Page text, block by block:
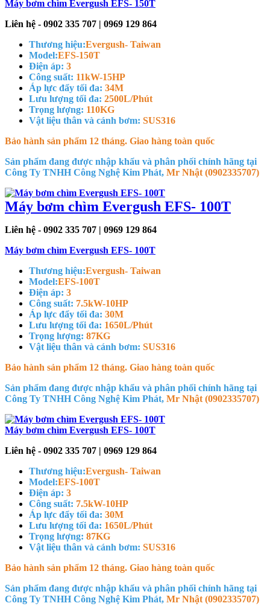
Máy bơm chìm Evergush EFS- 150T
Liên hệ - 0902 335 707 | 0969 129 864
Thương hiệu:Evergush- Taiwan
Model:EFS-150T
Điện áp: 3
Công suất: 11kW-15HP
Áp lực đẩy tối đa: 34M
Lưu lượng tối đa: 2500L/Phút
Trọng lượng: 110KG
Vật liệu thân và cánh bơm: SUS316
Bảo hành sản phẩm 12 tháng. Giao hàng toàn quốc
Sản phẩm đang được nhập khẩu và phân phối chính hãng tại
Công Ty TNHH Công Nghệ Kim Phát, Mr Nhật (0902335707)
Máy bơm chìm Evergush EFS- 100T
Liên hệ - 0902 335 707 | 0969 129 864
Máy bơm chìm Evergush EFS- 100T
Thương hiệu:Evergush- Taiwan
Model:EFS-100T
Điện áp: 3
Công suất: 7.5kW-10HP
Áp lực đẩy tối đa: 30M
Lưu lượng tối đa: 1650L/Phút
Trọng lượng: 87KG
Vật liệu thân và cánh bơm: SUS316
Bảo hành sản phẩm 12 tháng. Giao hàng toàn quốc
Sản phẩm đang được nhập khẩu và phân phối chính hãng tại
Công Ty TNHH Công Nghệ Kim Phát, Mr Nhật (0902335707)
Máy bơm chìm Evergush EFS- 100T
Liên hệ - 0902 335 707 | 0969 129 864
Thương hiệu:Evergush- Taiwan
Model:EFS-100T
Điện áp: 3
Công suất: 7.5kW-10HP
Áp lực đẩy tối đa: 30M
Lưu lượng tối đa: 1650L/Phút
Trọng lượng: 87KG
Vật liệu thân và cánh bơm: SUS316
Bảo hành sản phẩm 12 tháng. Giao hàng toàn quốc
Sản phẩm đang được nhập khẩu và phân phối chính hãng tại
Công Ty TNHH Công Nghệ Kim Phát, Mr Nhật (0902335707)